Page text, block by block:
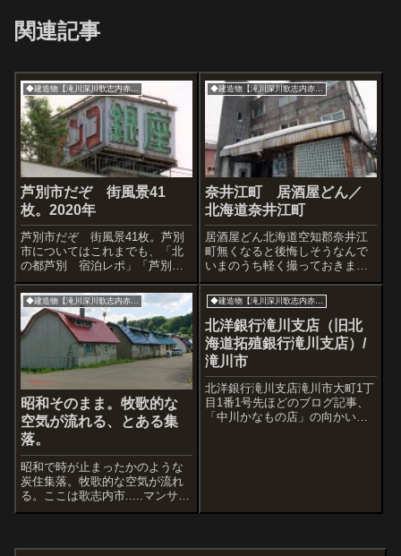
関連記事
◆建造物【滝川深川歌志内赤平】
芦別市だぞ 街風景41
枚。2020年
芦別市だぞ 街風景41枚。芦別
市についてはこれまでも、「北
の都芦別 宿泊レポ」「芦別
駅」「芦別 道の駅」など、記
事を書いてきました。下のリン
クがそれ。芦別駅前 パチンコ
ギンザいろいろと話題を聞くア
シントンホテルさん。名前はワ
シントンとアシベ...
◆建造物【滝川深川歌志内赤平】
奈井江町 居酒屋どん／
北海道奈井江町
居酒屋どん北海道空知郡奈井江
町無くなると後悔しそうなんで
いまのうち軽く撮っておきまし
た。う～寒いっす。酒は黄桜と
ころで浦臼町の札幌時計台型レ
ストラン・ホワイトハウスが
H26にインド料理いしちゃんキ
ッチンに変わりましたよ。こん
ど行こうかしら。
◆建造物【滝川深川歌志内赤平】
昭和そのまま。牧歌的な
空気が流れる、とある集
落。
昭和で時が止まったかのような
炭住集落。牧歌的な空気が流れ
る。ここは歌志内市.....マンサー
ド型の屋根に出窓スタイル。
も多い。家と家の間の敷地には
◆建造物【滝川深川歌志内赤平】
北洋銀行滝川支店（旧北
海道拓殖銀行滝川支店）/
滝川市
北洋銀行滝川支店滝川市大町1丁
目1番1号先ほどのブログ記事、
「中川かなもの店」の向かいに